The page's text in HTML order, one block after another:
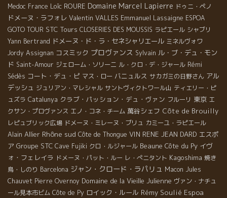
Medoc France Loïc ROURE Domaine Marcel Lapierre ドゥニ・ペノ
ドメーヌ・ラフォレ Valentin VALLES Emmanuel Lassaigne ESPOA
GOTO TOUR STC Tours CLOSERIES DES MOUSSIS ラピエール シャブリ
Yann Bertrand ドメーヌ・ド・ラ・セネシャリエール ミネルヴォワ
Jordy Assignan コスミック プロヴァンス Sylvain ル・ブ・デュ・モン
ド Saint-Amour ジェローム・ソリーニ ル・クロ・デ・ジャール Rémi
Sédès コート・デュ・ピ マス・ロー バニュルス サカガミの日野さん アル
デッシュ ジュリアン・マレシャル サントヴィクトワール山 ティエリー・ピ
ュズラ Catalunya クラブ・パッション・デュ・ヴァン フルーリ 東京 エ
クサン・プロヴァンス エノ・コネ・チーム 萬谷シェフ Côte de Brouilly
レピュブリック広場 ドメーヌ・ミレーヌ・ブリュ カミーユ・ラピエール
Alain Allier Rhône sud Côte de Thongue VIN RENE JEAN DARD エスポ
ア Groupe STC Cave Fujiki クロ・ルジャール Beaune Côte du Py イヴ
ォ・フェレイラ ドメーヌ・パット・ルー レ・ぺニタント Kagoshima 焼き
鳥・しのり Barcelona ジャン・クロード・ラパリュ Macon Jules
Chauvet Pierre Overnoy Domaine de la Vieille Julienne ヴァン・ナチュ
ール見本市ビム Côte de Py ロイック・ルール Rémy Soulié Espoa